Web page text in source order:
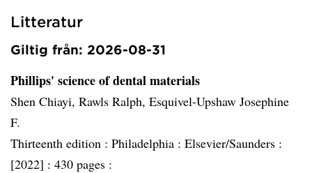
Litteratur
Giltig från: 2026-08-31
Phillips' science of dental materials
Shen Chiayi, Rawls Ralph, Esquivel-Upshaw Josephine
F.
Thirteenth edition : Philadelphia : Elsevier/Saunders :
[2022] : 430 pages :